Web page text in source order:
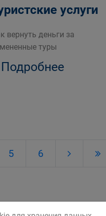
услуги
вернуть деньги за
туры
Подробнее
5 6